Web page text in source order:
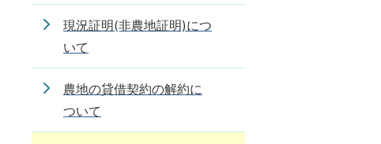
現況証明(非農地証明)につ
いて
農地の貸借契約の解約に
ついて